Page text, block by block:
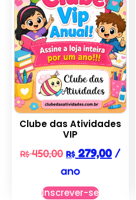
Clube das Atividades
VIP
R$450,00 R$ 279,00 /
ano
Inscrever-se